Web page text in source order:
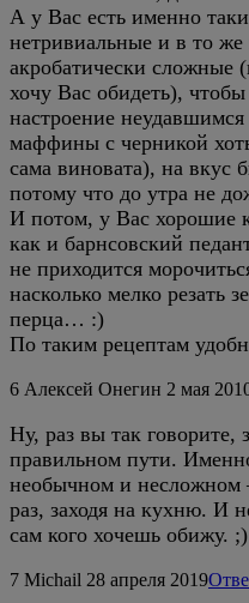
А у Вас есть именно
нетривиальные и в то же
акробатически сложные
хочу Вас обидеть),
настроение
маффины с черникой
сама виновата), на вкус
потому что до утра не
И потом, у Вас хорошие
как и барнсовский
не приходится
насколько мелко резать
перца… :)
По таким рецептам
6 Алексей Онегин 2 мая
Ну, раз вы так говорите,
правильном пути.
необычном и
раз, заходя на кухню. И
сам кого хочешь обижу. ;)
7 Michail 28 апреля 2019